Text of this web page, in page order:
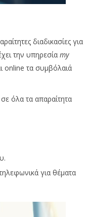
διαδικασίες για
την υπηρεσία my
online τα συμβόλαιά
όλα τα απαραίτητα
για θέματα